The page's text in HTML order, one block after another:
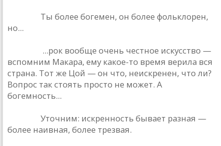
Ты более богемен, он более фольклорен,
но...
...рок вообще очень честное искусство —
вспомним Макара, ему какое-то время верила вся
страна. Тот же Цой — он что, неискренен, что ли?
Вопрос так стоять просто не может. А
богемность...
Уточним: искренность бывает разная —
более наивная, более трезвая.